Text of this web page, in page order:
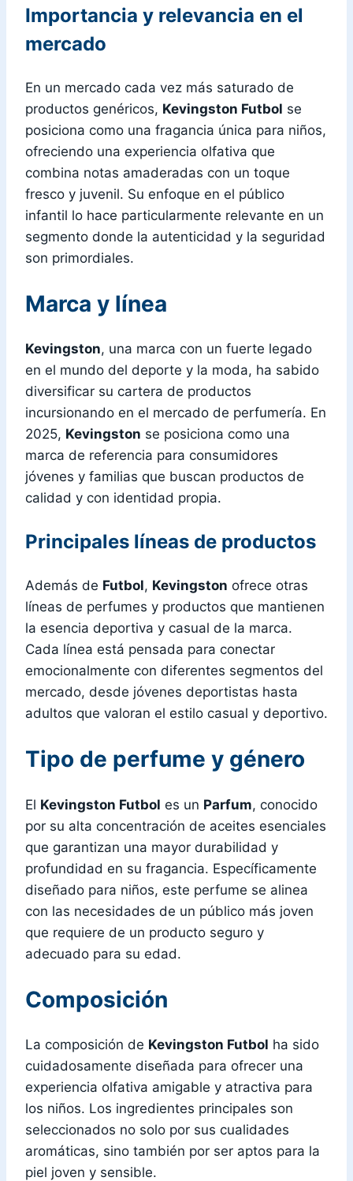
Importancia y relevancia en el
mercado
En un mercado cada vez más saturado de
productos genéricos, Kevingston Futbol se
posiciona como una fragancia única para niños,
ofreciendo una experiencia olfativa que
combina notas amaderadas con un toque
fresco y juvenil. Su enfoque en el público
infantil lo hace particularmente relevante en un
segmento donde la autenticidad y la seguridad
son primordiales.
Marca y línea
Kevingston, una marca con un fuerte legado
en el mundo del deporte y la moda, ha sabido
diversificar su cartera de productos
incursionando en el mercado de perfumería. En
2025, Kevingston se posiciona como una
marca de referencia para consumidores
jóvenes y familias que buscan productos de
calidad y con identidad propia.
Principales líneas de productos
Además de Futbol, Kevingston ofrece otras
líneas de perfumes y productos que mantienen
la esencia deportiva y casual de la marca.
Cada línea está pensada para conectar
emocionalmente con diferentes segmentos del
mercado, desde jóvenes deportistas hasta
adultos que valoran el estilo casual y deportivo.
Tipo de perfume y género
El Kevingston Futbol es un Parfum, conocido
por su alta concentración de aceites esenciales
que garantizan una mayor durabilidad y
profundidad en su fragancia. Específicamente
diseñado para niños, este perfume se alinea
con las necesidades de un público más joven
que requiere de un producto seguro y
adecuado para su edad.
Composición
La composición de Kevingston Futbol ha sido
cuidadosamente diseñada para ofrecer una
experiencia olfativa amigable y atractiva para
los niños. Los ingredientes principales son
seleccionados no solo por sus cualidades
aromáticas, sino también por ser aptos para la
piel joven y sensible.